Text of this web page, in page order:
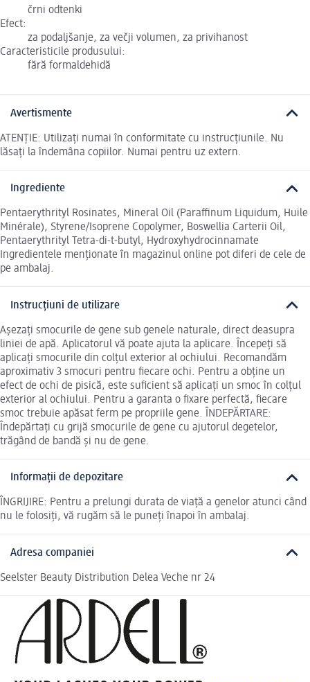
črni odtenki
Efect:
za podaljšanje, za večji volumen, za privihanost
Caracteristicile produsului:
fără formaldehidă
Avertismente
ATENȚIE: Utilizați numai în conformitate cu instrucțiunile. Nu
lăsați la îndemâna copiilor. Numai pentru uz extern.
Ingrediente
Pentaerythrityl Rosinates, Mineral Oil (Paraffinum Liquidum, Huile
Minérale), Styrene/Isoprene Copolymer, Boswellia Carterii Oil,
Pentaerythrityl Tetra-di-t-butyl, Hydroxyhydrocinnamate
Ingredientele menționate în magazinul online pot diferi de cele de
pe ambalaj.
Instrucțiuni de utilizare
Așezați smocurile de gene sub genele naturale, direct deasupra
liniei de apă. Aplicatorul vă poate ajuta la aplicare. Începeți să
aplicați smocurile din colțul exterior al ochiului. Recomandăm
aproximativ 3 smocuri pentru fiecare ochi. Pentru a obține un
efect de ochi de pisică, este suficient să aplicați un smoc în colțul
exterior al ochiului. Pentru a garanta o fixare perfectă, fiecare
smoc trebuie apăsat ferm pe propriile gene. ÎNDEPĂRTARE:
Îndepărtați cu grijă smocurile de gene cu ajutorul degetelor,
trăgând de bandă și nu de gene.
Informații de depozitare
ÎNGRIJIRE: Pentru a prelungi durata de viață a genelor atunci când
nu le folosiți, vă rugăm să le puneți înapoi în ambalaj.
Adresa companiei
Seelster Beauty Distribution Delea Veche nr 24